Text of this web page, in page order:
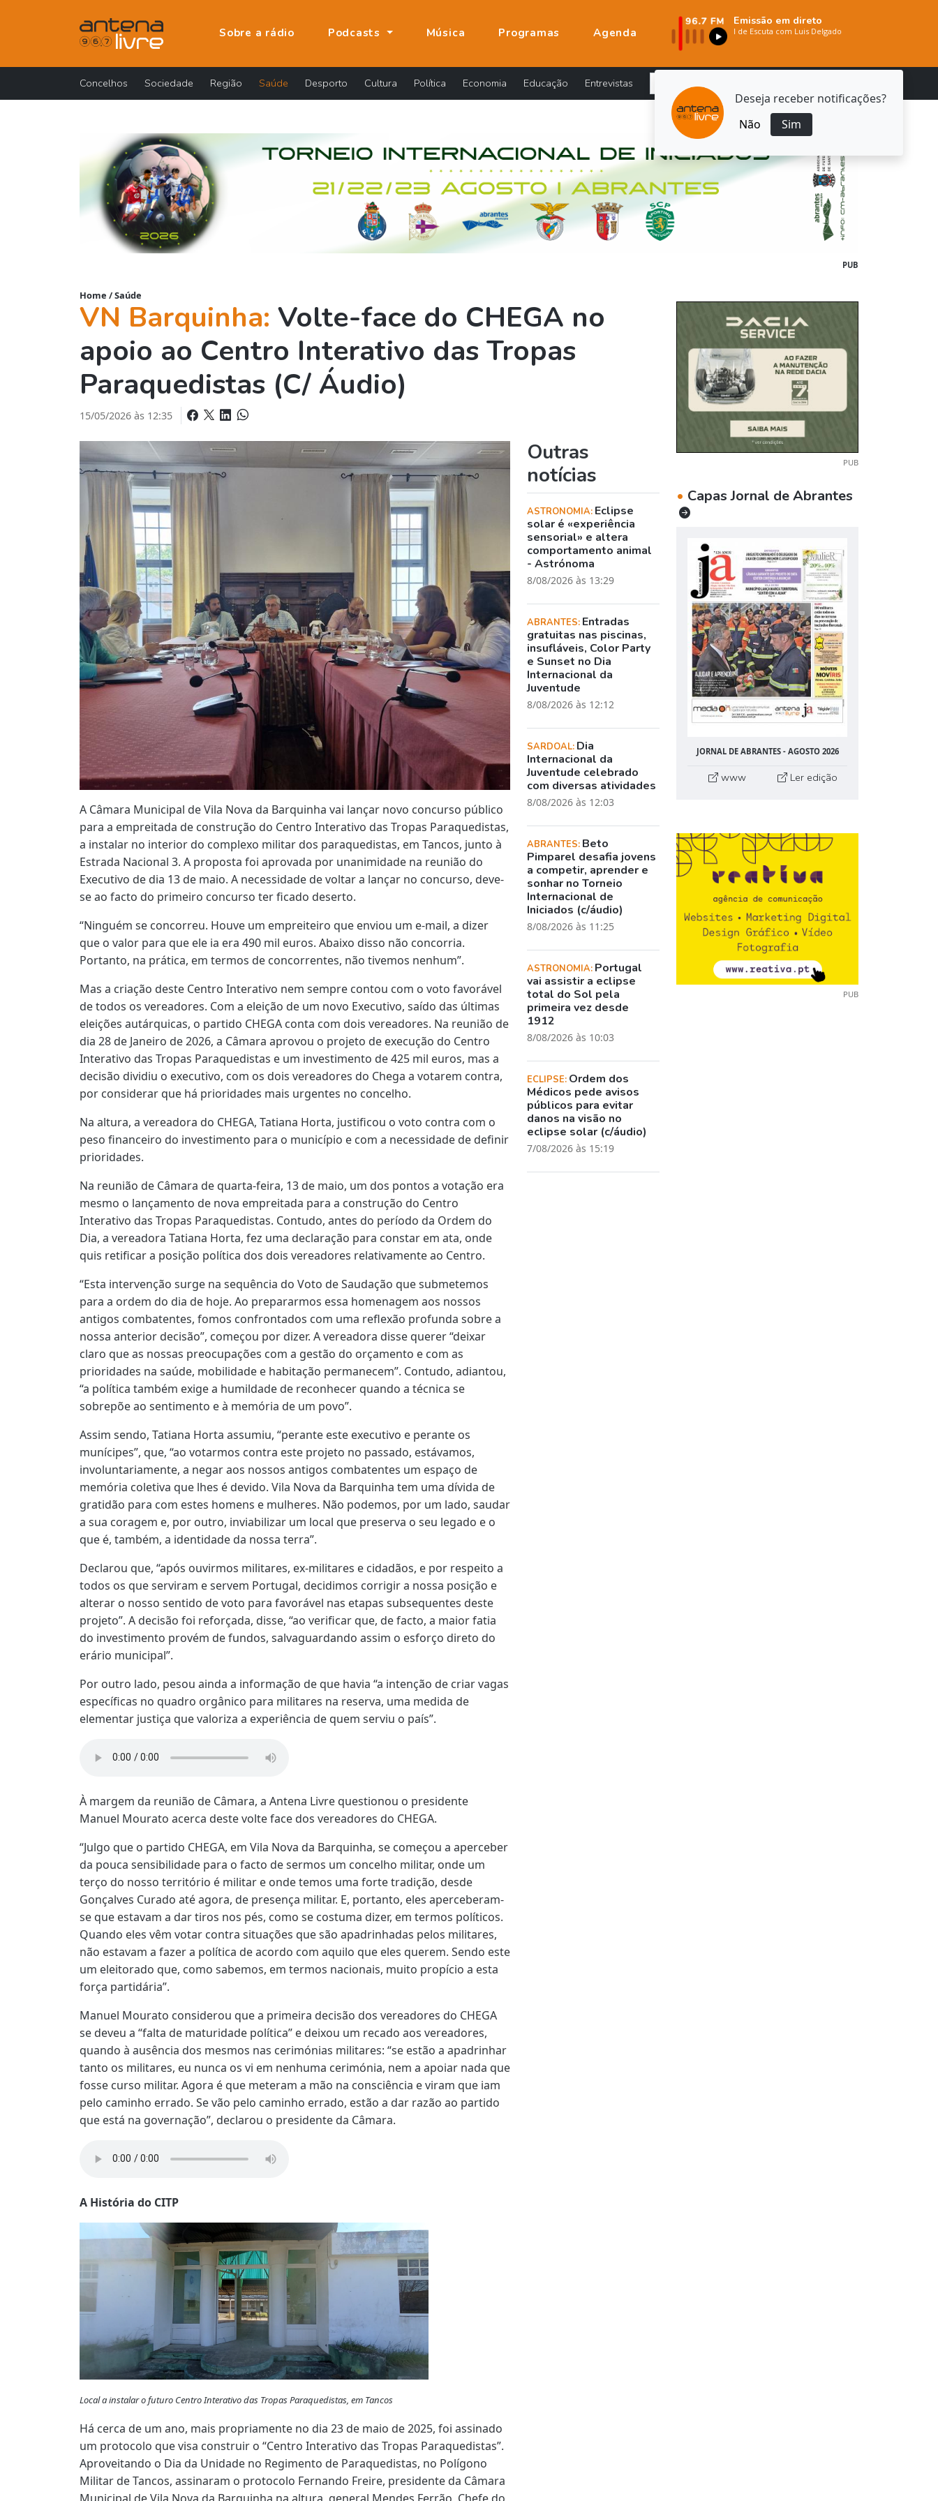
Deseja receber notificações?
Não
Sim
Sobre a rádio Podcasts Música Programas Agenda
Emissão em direto
Concelhos Sociedade Região Saúde Desporto Cultura Política Economia Educação Entrevistas
PUB
Home /Saúde
VN Barquinha: Volte-face do CHEGA no
apoio ao Centro Interativo das Tropas
Paraquedistas (C/ Áudio)
15/05/2026 às 12:35
A Câmara Municipal de Vila Nova da Barquinha vai lançar novo concurso público
para a empreitada de construção do Centro Interativo das Tropas Paraquedistas,
a instalar no interior do complexo militar dos paraquedistas, em Tancos, junto à
Estrada Nacional 3. A proposta foi aprovada por unanimidade na reunião do
Executivo de dia 13 de maio. A necessidade de voltar a lançar no concurso, deve-
se ao facto do primeiro concurso ter ficado deserto.
“Ninguém se concorreu. Houve um empreiteiro que enviou um e-mail, a dizer
que o valor para que ele ia era 490 mil euros. Abaixo disso não concorria.
Portanto, na prática, em termos de concorrentes, não tivemos nenhum”.
Mas a criação deste Centro Interativo nem sempre contou com o voto favorável
de todos os vereadores. Com a eleição de um novo Executivo, saído das últimas
eleições autárquicas, o partido CHEGA conta com dois vereadores. Na reunião de
dia 28 de Janeiro de 2026, a Câmara aprovou o projeto de execução do Centro
Interativo das Tropas Paraquedistas e um investimento de 425 mil euros, mas a
decisão dividiu o executivo, com os dois vereadores do Chega a votarem contra,
por considerar que há prioridades mais urgentes no concelho.
Na altura, a vereadora do CHEGA, Tatiana Horta, justificou o voto contra com o
peso financeiro do investimento para o município e com a necessidade de definir
prioridades.
Na reunião de Câmara de quarta-feira, 13 de maio, um dos pontos a votação era
mesmo o lançamento de nova empreitada para a construção do Centro
Interativo das Tropas Paraquedistas. Contudo, antes do período da Ordem do
Dia, a vereadora Tatiana Horta, fez uma declaração para constar em ata, onde
quis retificar a posição política dos dois vereadores relativamente ao Centro.
“Esta intervenção surge na sequência do Voto de Saudação que submetemos
para a ordem do dia de hoje. Ao prepararmos essa homenagem aos nossos
antigos combatentes, fomos confrontados com uma reflexão profunda sobre a
nossa anterior decisão”, começou por dizer. A vereadora disse querer “deixar
claro que as nossas preocupações com a gestão do orçamento e com as
prioridades na saúde, mobilidade e habitação permanecem”. Contudo, adiantou,
“a política também exige a humildade de reconhecer quando a técnica se
sobrepõe ao sentimento e à memória de um povo”.
Assim sendo, Tatiana Horta assumiu, “perante este executivo e perante os
munícipes”, que, “ao votarmos contra este projeto no passado, estávamos,
involuntariamente, a negar aos nossos antigos combatentes um espaço de
memória coletiva que lhes é devido. Vila Nova da Barquinha tem uma dívida de
gratidão para com estes homens e mulheres. Não podemos, por um lado, saudar
a sua coragem e, por outro, inviabilizar um local que preserva o seu legado e o
que é, também, a identidade da nossa terra”.
Declarou que, “após ouvirmos militares, ex-militares e cidadãos, e por respeito a
todos os que serviram e servem Portugal, decidimos corrigir a nossa posição e
alterar o nosso sentido de voto para favorável nas etapas subsequentes deste
projeto”. A decisão foi reforçada, disse, “ao verificar que, de facto, a maior fatia
do investimento provém de fundos, salvaguardando assim o esforço direto do
erário municipal”.
Por outro lado, pesou ainda a informação de que havia “a intenção de criar vagas
específicas no quadro orgânico para militares na reserva, uma medida de
elementar justiça que valoriza a experiência de quem serviu o país”.
À margem da reunião de Câmara, a Antena Livre questionou o presidente
Manuel Mourato acerca deste volte face dos vereadores do CHEGA.
“Julgo que o partido CHEGA, em Vila Nova da Barquinha, se começou a aperceber
da pouca sensibilidade para o facto de sermos um concelho militar, onde um
terço do nosso território é militar e onde temos uma forte tradição, desde
Gonçalves Curado até agora, de presença militar. E, portanto, eles aperceberam-
se que estavam a dar tiros nos pés, como se costuma dizer, em termos políticos.
Quando eles vêm votar contra situações que são apadrinhadas pelos militares,
não estavam a fazer a política de acordo com aquilo que eles querem. Sendo este
um eleitorado que, como sabemos, em termos nacionais, muito propício a esta
força partidária”.
Manuel Mourato considerou que a primeira decisão dos vereadores do CHEGA
se deveu a “falta de maturidade política” e deixou um recado aos vereadores,
quando à ausência dos mesmos nas cerimónias militares: “se estão a apadrinhar
tanto os militares, eu nunca os vi em nenhuma cerimónia, nem a apoiar nada que
fosse curso militar. Agora é que meteram a mão na consciência e viram que iam
pelo caminho errado. Se vão pelo caminho errado, estão a dar razão ao partido
que está na governação”, declarou o presidente da Câmara.
A História do CITP
Local a instalar o futuro Centro Interativo das Tropas Paraquedistas, em Tancos
Há cerca de um ano, mais propriamente no dia 23 de maio de 2025, foi assinado
um protocolo que visa construir o “Centro Interativo das Tropas Paraquedistas”.
Aproveitando o Dia da Unidade no Regimento de Paraquedistas, no Polígono
Militar de Tancos, assinaram o protocolo Fernando Freire, presidente da Câmara
Outras
notícias
ASTRONOMIA: Eclipse
solar é «experiência
sensorial» e altera
comportamento animal
- Astrónoma
8/08/2026 às 13:29
ABRANTES: Entradas
gratuitas nas piscinas,
insufláveis, Color Party
e Sunset no Dia
Internacional da
Juventude
8/08/2026 às 12:12
SARDOAL: Dia
Internacional da
Juventude celebrado
com diversas atividades
8/08/2026 às 12:03
ABRANTES: Beto
Pimparel desafia jovens
a competir, aprender e
sonhar no Torneio
Internacional de
Iniciados (c/áudio)
8/08/2026 às 11:25
ASTRONOMIA: Portugal
vai assistir a eclipse
total do Sol pela
primeira vez desde
1912
8/08/2026 às 10:03
ECLIPSE: Ordem dos
Médicos pede avisos
públicos para evitar
danos na visão no
eclipse solar (c/áudio)
7/08/2026 às 15:19
PUB
• Capas Jornal de Abrantes
JORNAL DE ABRANTES - AGOSTO 2026
www Ler edição
PUB